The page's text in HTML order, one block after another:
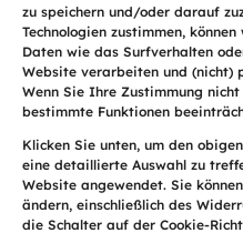
zu speichern und/oder darauf
Technologien zustimmen,
Daten wie das Surfverhalten
Website verarbeiten und (nicht)
Wenn Sie Ihre Zustimmung
bestimmte Funktionen
Klicken Sie unten, um den
eine detaillierte Auswahl zu
Website angewendet. Sie
ändern, einschließlich des
die Schalter auf der Cookie-